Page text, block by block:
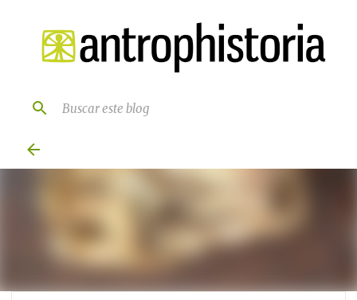
Ir al contenido principal